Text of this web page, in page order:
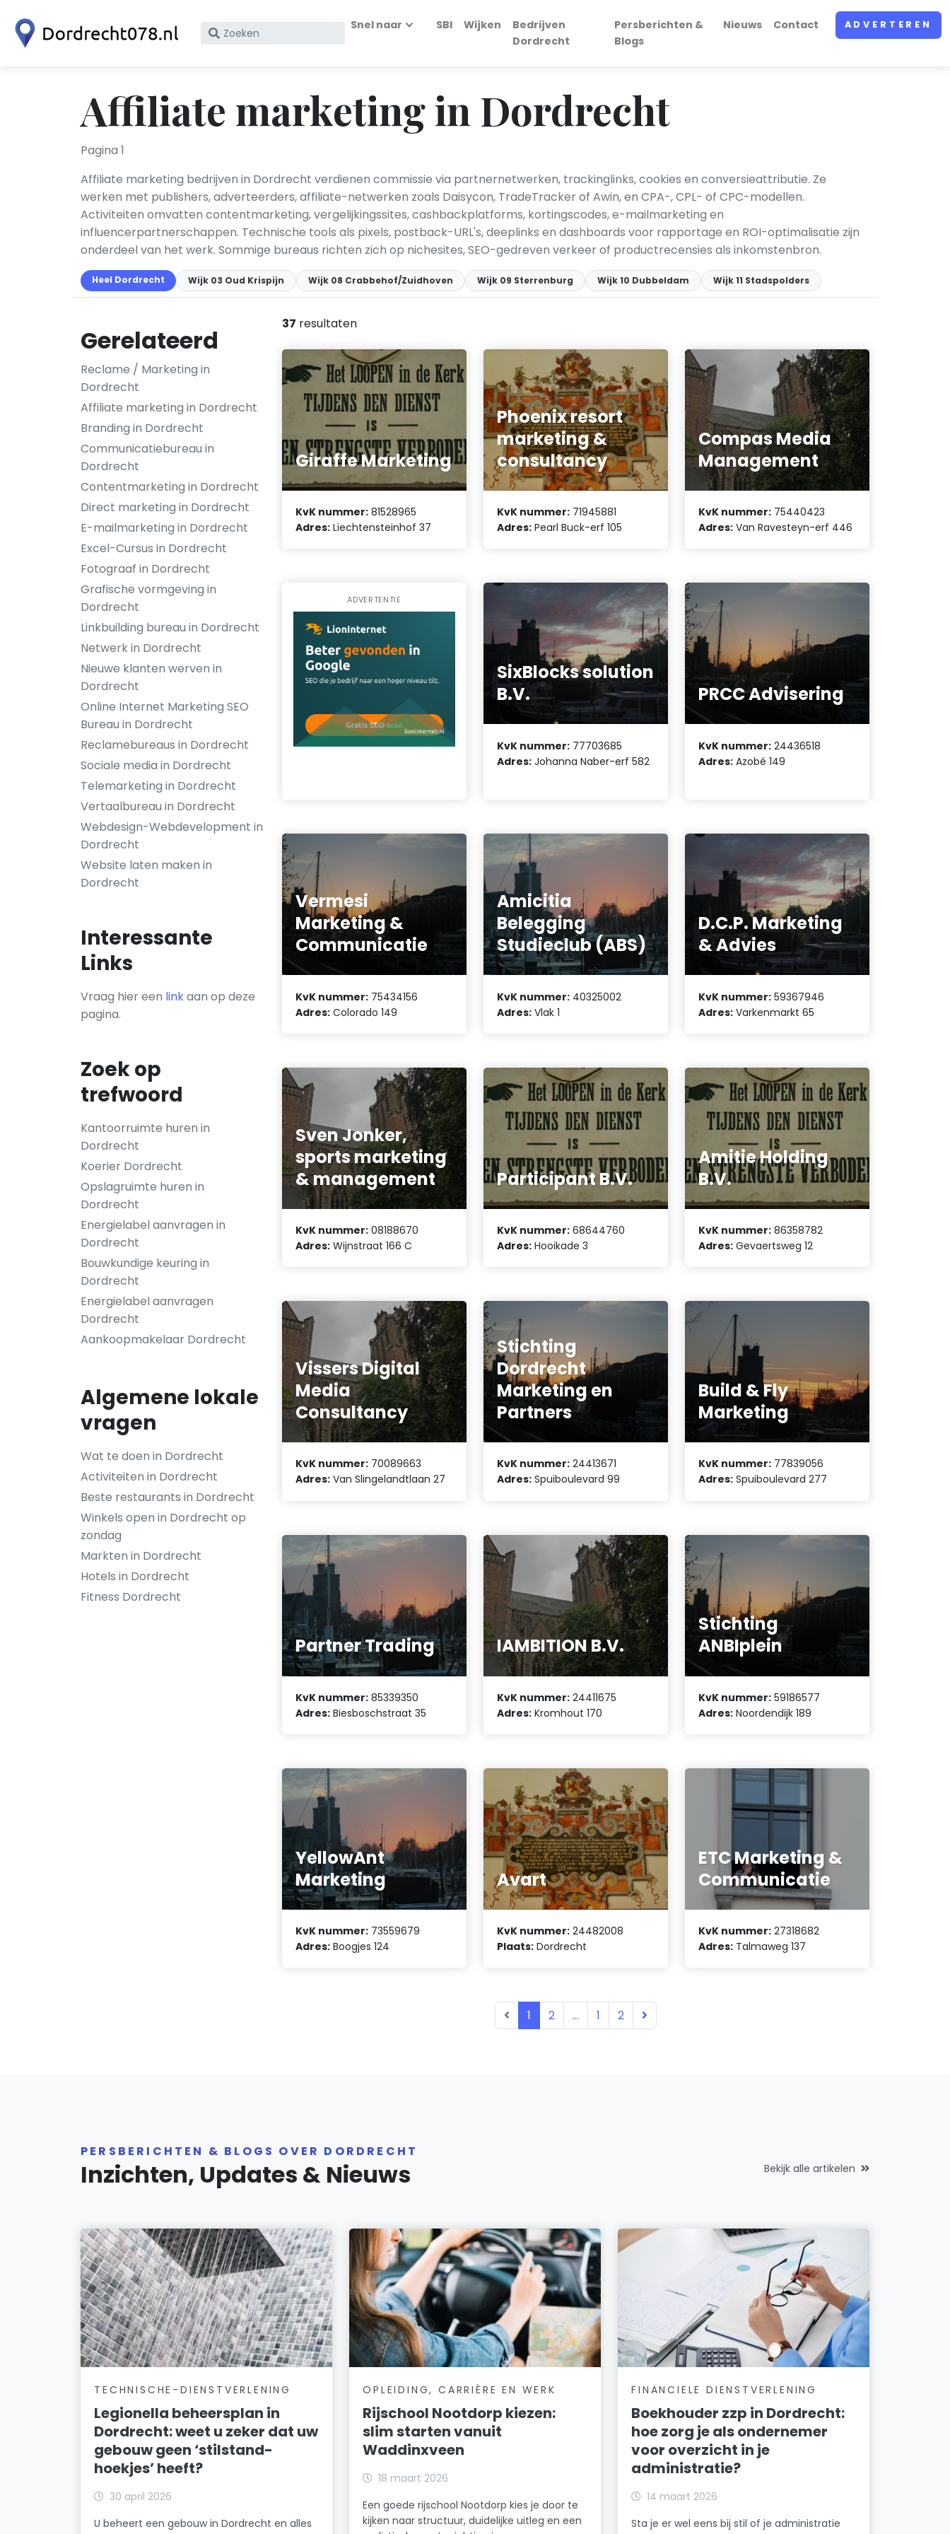
Zoek
KvK
nummer
Snel naar SBI Wijken
Bedrijven
Dordrecht
Persberichten &
Blogs
Nieuws Contact ADVERTEREN
Affiliate marketing in Dordrecht
Pagina 1
Affiliate marketing bedrijven in Dordrecht verdienen commissie via partnernetwerken, trackinglinks, cookies en conversieattributie. Ze
werken met publishers, adverteerders, affiliate-netwerken zoals Daisycon, TradeTracker of Awin, en CPA-, CPL- of CPC-modellen.
Activiteiten omvatten contentmarketing, vergelijkingssites, cashbackplatforms, kortingscodes, e-mailmarketing en
influencerpartnerschappen. Technische tools als pixels, postback-URL's, deeplinks en dashboards voor rapportage en ROI-optimalisatie zijn
onderdeel van het werk. Sommige bureaus richten zich op nichesites, SEO-gedreven verkeer of productrecensies als inkomstenbron.
Heel Dordrecht Wijk 03 Oud Krispijn Wijk 08 Crabbehof/Zuidhoven Wijk 09 Sterrenburg Wijk 10 Dubbeldam Wijk 11 Stadspolders
Gerelateerd
Reclame / Marketing in
Dordrecht
Affiliate marketing in Dordrecht
Branding in Dordrecht
Communicatiebureau in
Dordrecht
Contentmarketing in Dordrecht
Direct marketing in Dordrecht
E-mailmarketing in Dordrecht
Excel-Cursus in Dordrecht
Fotograaf in Dordrecht
Grafische vormgeving in
Dordrecht
Linkbuilding bureau in Dordrecht
Netwerk in Dordrecht
Nieuwe klanten werven in
Dordrecht
Online Internet Marketing SEO
Bureau in Dordrecht
Reclamebureaus in Dordrecht
Sociale media in Dordrecht
Telemarketing in Dordrecht
Vertaalbureau in Dordrecht
Webdesign-Webdevelopment in
Dordrecht
Website laten maken in
Dordrecht
Interessante
Links
Vraag hier een linkaan op deze
pagina.
Zoek op
trefwoord
Kantoorruimte huren in
Dordrecht
Koerier Dordrecht
Opslagruimte huren in
Dordrecht
Energielabel aanvragen in
Dordrecht
Bouwkundige keuring in
Dordrecht
Energielabel aanvragen
Dordrecht
Aankoopmakelaar Dordrecht
Algemene lokale
vragen
Wat te doen in Dordrecht
Activiteiten in Dordrecht
Beste restaurants in Dordrecht
Winkels open in Dordrecht op
zondag
Markten in Dordrecht
Hotels in Dordrecht
Fitness Dordrecht
37 resultaten
Giraffe Marketing
KvK nummer: 81528965
Adres: Liechtensteinhof 37
Phoenix resort
marketing &
consultancy
KvK nummer: 71945881
Adres: Pearl Buck-erf 105
Compas Media
Management
KvK nummer: 75440423
Adres: Van Ravesteyn-erf 446
ADVERTENTIE
SixBlocks solution
B.V.
KvK nummer: 77703685
Adres: Johanna Naber-erf 582
PRCC Advisering
KvK nummer: 24436518
Adres: Azobé 149
Vermesi
Marketing &
Communicatie
KvK nummer: 75434156
Adres: Colorado 149
Amicitia
Belegging
Studieclub (ABS)
KvK nummer: 40325002
Adres: Vlak 1
D.C.P. Marketing
& Advies
KvK nummer: 59367946
Adres: Varkenmarkt 65
Sven Jonker,
sports marketing
& management
KvK nummer: 08188670
Adres: Wijnstraat 166 C
Participant B.V.
KvK nummer: 68644760
Adres: Hooikade 3
Amitie Holding
B.V.
KvK nummer: 86358782
Adres: Gevaertsweg 12
Vissers Digital
Media
Consultancy
KvK nummer: 70089663
Adres: Van Slingelandtlaan 27
Stichting
Dordrecht
Marketing en
Partners
KvK nummer: 24413671
Adres: Spuiboulevard 99
Build & Fly
Marketing
KvK nummer: 77839056
Adres: Spuiboulevard 277
Partner Trading
KvK nummer: 85339350
Adres: Biesboschstraat 35
IAMBITION B.V.
KvK nummer: 24411675
Adres: Kromhout 170
Stichting
ANBIplein
KvK nummer: 59186577
Adres: Noordendijk 189
YellowAnt
Marketing
KvK nummer: 73559679
Adres: Boogjes 124
Avart
KvK nummer: 24482008
Plaats: Dordrecht
ETC Marketing &
Communicatie
KvK nummer: 27318682
Adres: Talmaweg 137
1 2 ... 1 2
PERSBERICHTEN & BLOGS OVER DORDRECHT
Inzichten, Updates & Nieuws Bekijk alle artikelen
TECHNISCHE-DIENSTVERLENING
Legionella beheersplan in
Dordrecht: weet u zeker dat uw
gebouw geen ‘stilstand-
hoekjes’ heeft?
30 april 2026
U beheert een gebouw in Dordrecht en alles
OPLEIDING, CARRIÈRE EN WERK
Rijschool Nootdorp kiezen:
slim starten vanuit
Waddinxveen
18 maart 2026
Een goede rijschool Nootdorp kies je door te
kijken naar structuur, duidelijke uitleg en een
FINANCIELE DIENSTVERLENING
Boekhouder zzp in Dordrecht:
hoe zorg je als ondernemer
voor overzicht in je
administratie?
14 maart 2026
Sta je er wel eens bij stil of je administratie